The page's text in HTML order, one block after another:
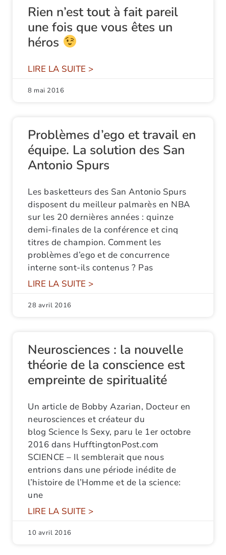
Rien n’est tout à fait pareil
une fois que vous êtes un
héros
LIRE LA SUITE >
8 mai 2016
Problèmes d’ego et travail en
équipe. La solution des San
Antonio Spurs
Les basketteurs des San Antonio Spurs
disposent du meilleur palmarès en NBA
sur les 20 dernières années : quinze
demi-finales de la conférence et cinq
titres de champion. Comment les
problèmes d’ego et de concurrence
interne sont-ils contenus ? Pas
LIRE LA SUITE >
28 avril 2016
Neurosciences : la nouvelle
théorie de la conscience est
empreinte de spiritualité
Un article de Bobby Azarian, Docteur en
neurosciences et créateur du
blog Science Is Sexy, paru le 1er octobre
2016 dans HufftingtonPost.com
SCIENCE – Il semblerait que nous
entrions dans une période inédite de
l’histoire de l’Homme et de la science:
une
LIRE LA SUITE >
10 avril 2016